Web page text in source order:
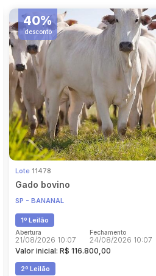
Judiciais Extrajudiciais
Faixa de valor
R$ até
40%
desconto
Lote 11478
Gado bovino
SP - BANANAL
1º Leilão
Abertura
21/08/2026 10:07
Fechamento
24/08/2026 10:07
Valor inicial: R$ 116.800,00
2º Leilão